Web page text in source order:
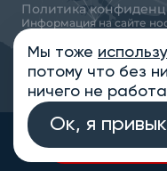
В
Политика
Информация на сайте
характер и не является
определяемой
Гражданского кодекса
© 2013-2026 Новые
Мы тоже
потому что без
ничего не
Ок, я привык